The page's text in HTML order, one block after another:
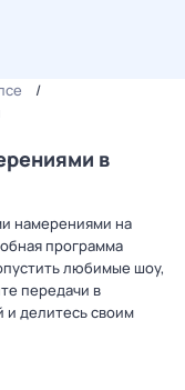
в
намерениями на
программа
любимые шоу,
передачи в
и делитесь своим